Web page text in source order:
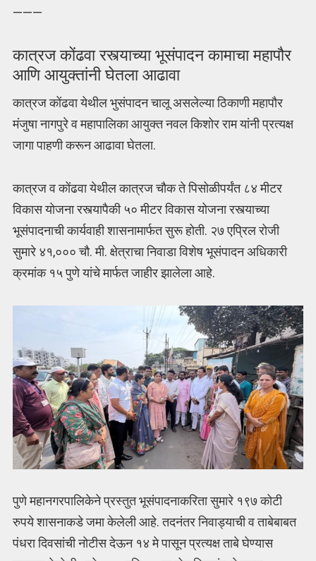
———
कात्रज कोंढवा रस्त्याच्या भूसंपादन कामाचा महापौर
आणि आयुक्तांनी घेतला आढावा
कात्रज कोंढवा येथील भुसंपादन चालू असलेल्या ठिकाणी महापौर
मंजुषा नागपुरे व महापालिका आयुक्त नवल किशोर राम यांनी प्रत्यक्ष
जागा पाहणी करून आढावा घेतला.
कात्रज व कोंढवा येथील कात्रज चौक ते पिसोळीपर्यंत ८४ मीटर
विकास योजना रस्त्यापैकी ५० मीटर विकास योजना रस्त्याच्या
भूसंपादनाची कार्यवाही शासनामार्फत सुरू होती. २७ एप्रिल रोजी
सुमारे ४१,००० चौ. मी. क्षेत्राचा निवाडा विशेष भूसंपादन अधिकारी
क्रमांक १५ पुणे यांचे मार्फत जाहीर झालेला आहे.
पुणे महानगरपालिकेने प्रस्तुत भूसंपादनाकरिता सुमारे १९७ कोटी
रुपये शासनाकडे जमा केलेली आहे. तदनंतर निवाड्याची व ताबेबाबत
पंधरा दिवसांची नोटीस देऊन १४ मे पासून प्रत्यक्ष ताबे घेण्यास